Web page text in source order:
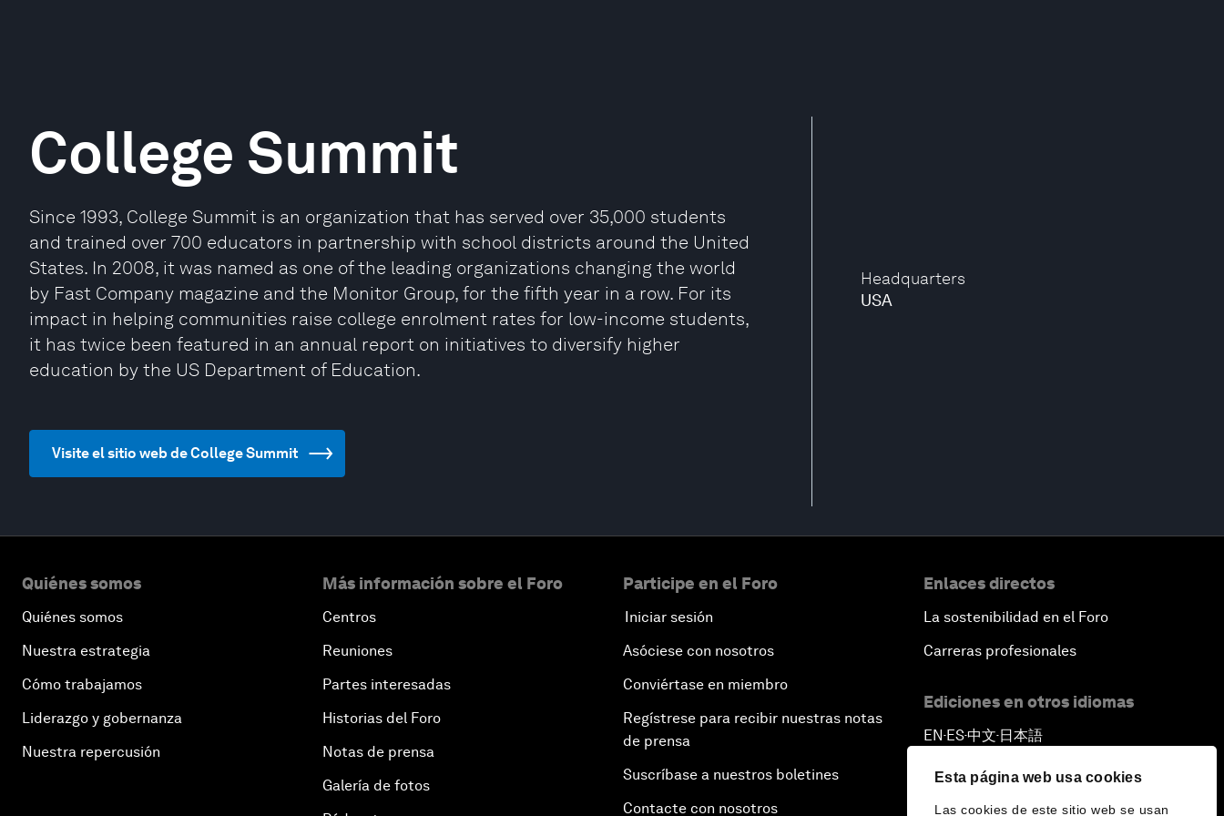
Esta página web usa cookies
Las cookies de este sitio web se usan
Headquarters
USA
College Summit
Since 1993, College Summit is an organization that has served over 35,000 students
and trained over 700 educators in partnership with school districts around the United
States. In 2008, it was named as one of the leading organizations changing the world
by Fast Company magazine and the Monitor Group, for the fifth year in a row. For its
impact in helping communities raise college enrolment rates for low-income students,
it has twice been featured in an annual report on initiatives to diversify higher
education by the US Department of Education.
Visite el sitio web de College Summit
Quiénes somos
Quiénes somos
Nuestra estrategia
Cómo trabajamos
Liderazgo y gobernanza
Nuestra repercusión
Más información sobre el Foro
Centros
Reuniones
Partes interesadas
Historias del Foro
Notas de prensa
Galería de fotos
Participe en el Foro
Iniciar sesión
Asóciese con nosotros
Conviértase en miembro
Regístrese para recibir nuestras notas
de prensa
Suscríbase a nuestros boletines
Contacte con nosotros
Enlaces directos
La sostenibilidad en el Foro
Carreras profesionales
Ediciones en otros idiomas
EN ▪ES▪中文▪ 日本語